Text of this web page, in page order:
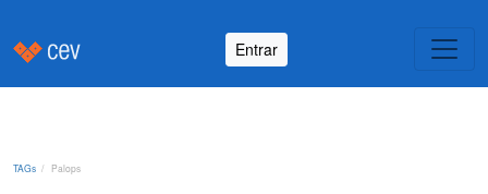
Entrar
TAGs Palops